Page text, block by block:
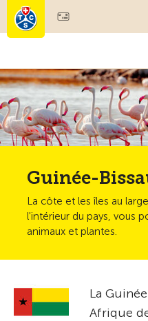
Membres & prestations
Tests, sécurité & santé
Guinée-
La côte et les îles au
l'intérieur du pays, vous
animaux et plantes.
La
Afrique